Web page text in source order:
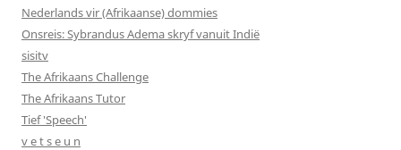
Nederlands vir (Afrikaanse) dommies
Onsreis: Sybrandus Adema skryf vanuit Indië
sisitv
The Afrikaans Challenge
The Afrikaans Tutor
Tief 'Speech'
v e t s e u n